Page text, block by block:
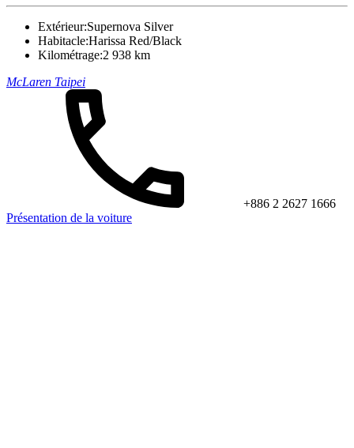
Extérieur:Supernova Silver
Habitacle:Harissa Red/Black
Kilométrage:2 938 km
McLaren Taipei
+886 2 2627 1666
Présentation de la voiture